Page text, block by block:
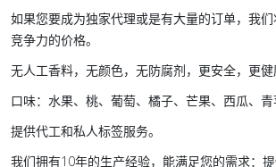
如果您要成为独家代理或是有大量的订单，我
竞争力的价格。
无人工香料，无颜色，无防腐剂，更安全，更健
口味：水果、桃、葡萄、橘子、芒果、西瓜、青
提供代工和私人标签服务。
我们拥有10年的生产经验，能满足您的需求：